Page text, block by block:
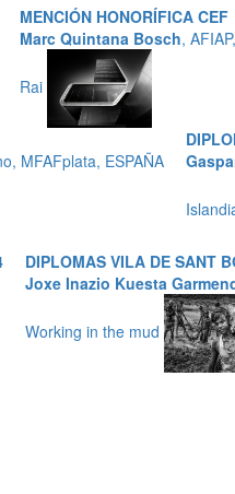
MENCIÓN HONORÍFICA CEF
Marc Quintana Bosch,
Rai
MFAFplata, ESPAÑA
DIPLOMAS VILA DE SANT
Joxe Inazio Kuesta
Working in the mud